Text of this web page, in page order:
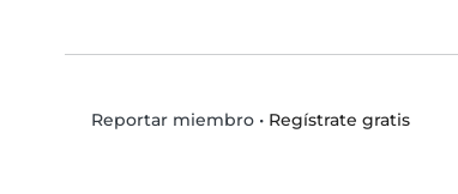
Reportar miembro• Regístrate gratis